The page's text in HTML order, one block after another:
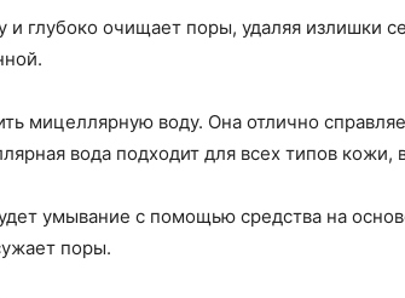
глубоко очищает поры, удаляя излишки
мицеллярную воду. Она отлично
вода подходит для всех типов кожи,
умывание с помощью средства на
поры.